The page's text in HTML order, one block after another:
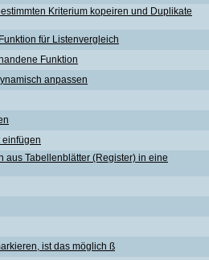
Kriterium kopeiren und Duplikate
für Listenvergleich
Funktion
anpassen
einfügen
aus Tabellenblätter (Register) in eine
ist das möglich ß